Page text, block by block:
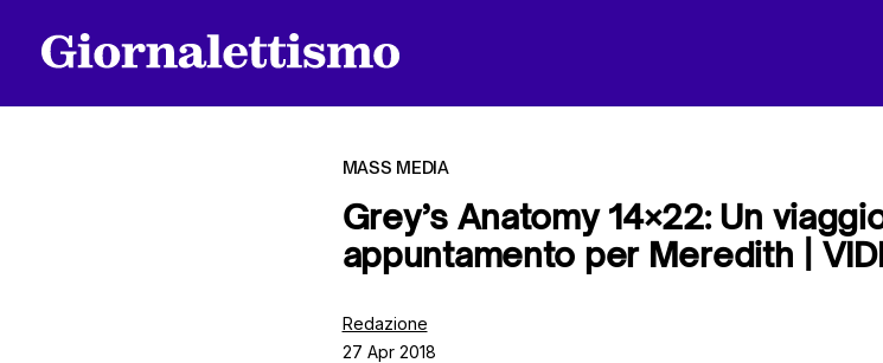
MASS MEDIA
Grey’s Anatomy 14×22: Un
appuntamento per Meredith |
Redazione
27 Apr 2018